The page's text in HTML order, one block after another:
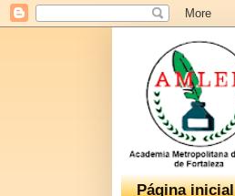
Página inicial